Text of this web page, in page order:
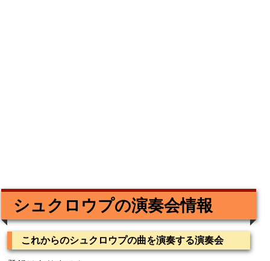
シュクロウプの演奏会情報
これからのシュクロウプの曲を演奏する演奏会